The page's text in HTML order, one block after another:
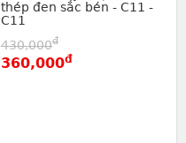
thép đen sắc bén - C11 -
C11
430,000đ
360,000đ